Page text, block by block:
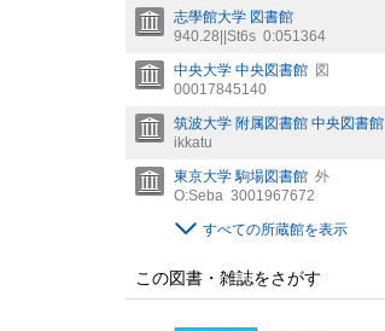
志學館大学 図書館
940.28||St6s 0:051364
中央大学 中央図書館 図
00017845140
筑波大学 附属図書館 中央図書館
ikkatu
東京大学 駒場図書館 外
O:Seba 3001967672
すべての所蔵館を表示
この図書・雑誌をさがす